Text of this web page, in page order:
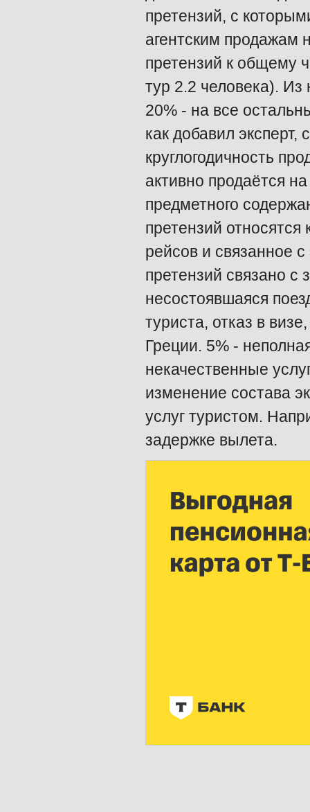
претензий, с
агентским продажам
претензий к общему
тур 2.2 человека). Из
20% - на все
как добавил эксперт,
круглогодичность
активно продаётся
предметного
претензий
рейсов и связанное
претензий связано с
несостоявшаяся
туриста, отказ в
Греции. 5% -
некачественные
изменение состава
услуг туристом.
задержке вылета.